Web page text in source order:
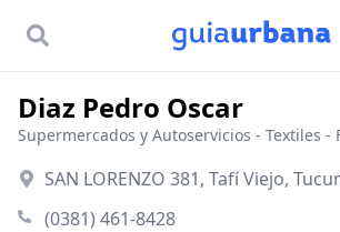
Diaz Pedro Oscar
Supermercados y Autoservicios - Textiles -
SAN LORENZO 381, Tafí Viejo,
(0381) 461-8428